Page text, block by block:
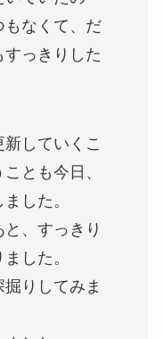
もなくて、だ
っきりした
していくこ
とも今日、
した。
、すっきり
した。
りしてみま